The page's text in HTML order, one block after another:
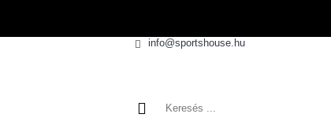
info@sportshouse.hu